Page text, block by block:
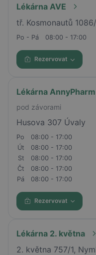
Lékárna AVE
tř. Kosmonautů
Po - Pá 08:00 - 17:00
Rezervovat
Lékárna
pod závorami
Husova 307 Úvaly
Po
08:00 - 17:00
Út
08:00 - 17:00
St
08:00 - 17:00
Čt
08:00 - 17:00
Pá
08:00 - 17:00
Rezervovat
Lékárna 2. května
2. května 757/1,